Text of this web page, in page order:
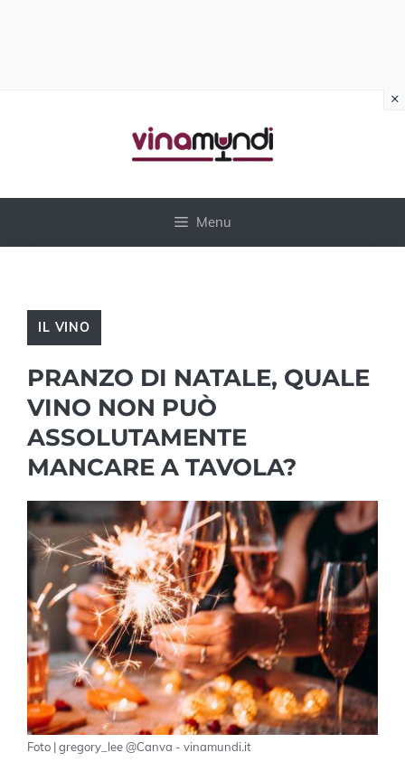
Menu
IL VINO
PRANZO DI NATALE, QUALE
VINO NON PUÒ
ASSOLUTAMENTE
MANCARE A TAVOLA?
Foto | gregory_lee @Canva - vinamundi.it
×